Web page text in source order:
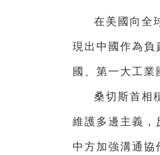
在美國向全
現出中國作為負
國、第一大工業
桑切斯首相
維護多邊主義，
中方加強溝通協